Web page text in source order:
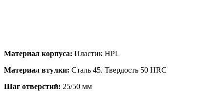
Материал корпуса: Пластик HPL
Материал втулки: Сталь 45. Твердость 50 HRC
Шаг отверстий: 25/50 мм